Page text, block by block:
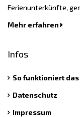
Ferienunterkünfte,
Mehr erfahren
Infos
So funktioniert das
Datenschutz
Impressum